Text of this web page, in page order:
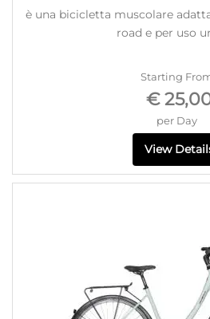
è una bicicletta muscolare
road e per uso
Starting
€
per Day
View